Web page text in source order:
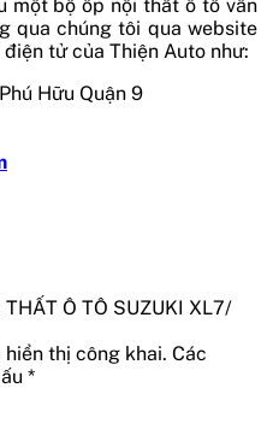
một bộ ốp nội thất ô tô vân
qua chúng tôi qua website
tử của Thiện Auto như:
Hữu Quận 9
Ô TÔ SUZUKI XL7/
thị công khai. Các
*